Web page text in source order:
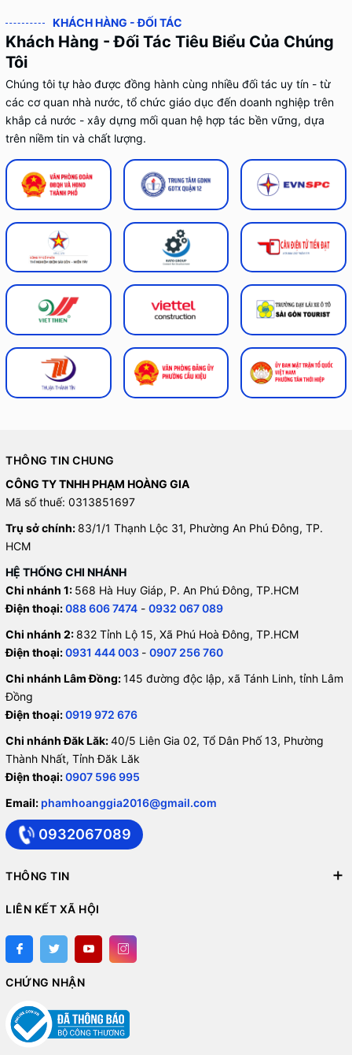
KHÁCH HÀNG - ĐỐI TÁC
Khách Hàng - Đối Tác Tiêu Biểu Của Chúng
Tôi
Chúng tôi tự hào được đồng hành cùng nhiều đối tác uy tín - từ
các cơ quan nhà nước, tổ chức giáo dục đến doanh nghiệp trên
khắp cả nước - xây dựng mối quan hệ hợp tác bền vững, dựa
trên niềm tin và chất lượng.
THÔNG TIN CHUNG
CÔNG TY TNHH PHẠM HOÀNG GIA
Mã số thuế: 0313851697
Trụ sở chính: 83/1/1 Thạnh Lộc 31, Phường An Phú Đông, TP.
HCM
HỆ THỐNG CHI NHÁNH
Chi nhánh 1: 568 Hà Huy Giáp, P. An Phú Đông, TP.HCM
Điện thoại:088 606 7474 - 0932 067 089
Chi nhánh 2: 832 Tỉnh Lộ 15, Xã Phú Hoà Đông, TP.HCM
Điện thoại:0931 444 003 - 0907 256 760
Chi nhánh Lâm Đồng:145 đường độc lập, xã Tánh Linh, tỉnh Lâm
Đồng
Điện thoại:0919 972 676
Chi nhánh Đăk Lăk:40/5 Liên Gia 02, Tổ Dân Phố 13, Phường
Thành Nhất, Tỉnh Đăk Lăk
Điện thoại:0907 596 995
Email: phamhoanggia2016@gmail.com
0932067089
THÔNG TIN
LIÊN KẾT XÃ HỘI
CHỨNG NHẬN